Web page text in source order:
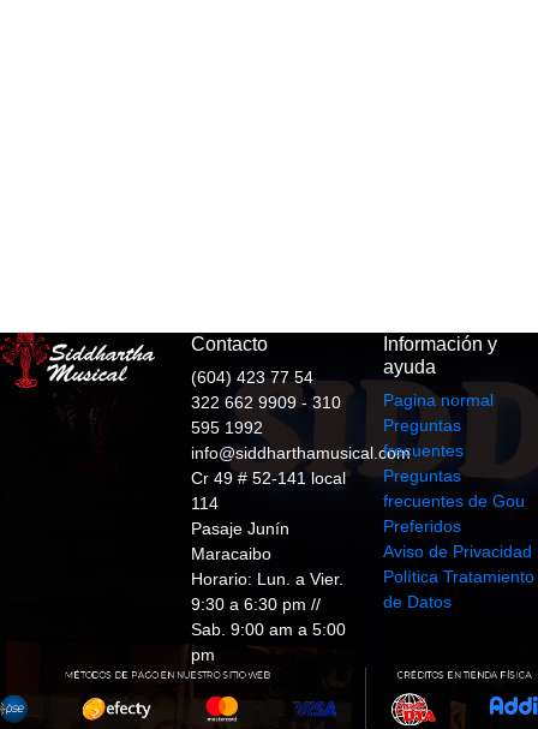
Contacto
(604) 423 77 54
322 662 9909 - 310
595 1992
info@siddharthamusical.com
Cr 49 # 52-141 local
114
Pasaje Junín
Maracaibo
Horario: Lun. a Vier.
9:30 a 6:30 pm //
Sab. 9:00 am a 5:00
pm
Información y
ayuda
Pagina normal
Preguntas
frecuentes
Preguntas
frecuentes de Gou
Preferidos
Aviso de Privacidad
Política Tratamiento
de Datos